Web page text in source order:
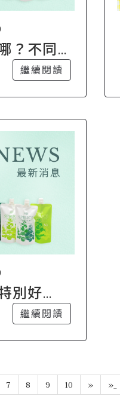
？不同
繼續閱讀
別好
得丟
繼續閱讀
7 8 9 10 » »_